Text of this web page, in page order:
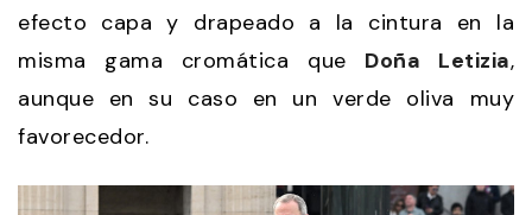
efecto capa y drapeado a la cintura en la
misma gama cromática que Doña Letizia,
aunque en su caso en un verde oliva muy
favorecedor.